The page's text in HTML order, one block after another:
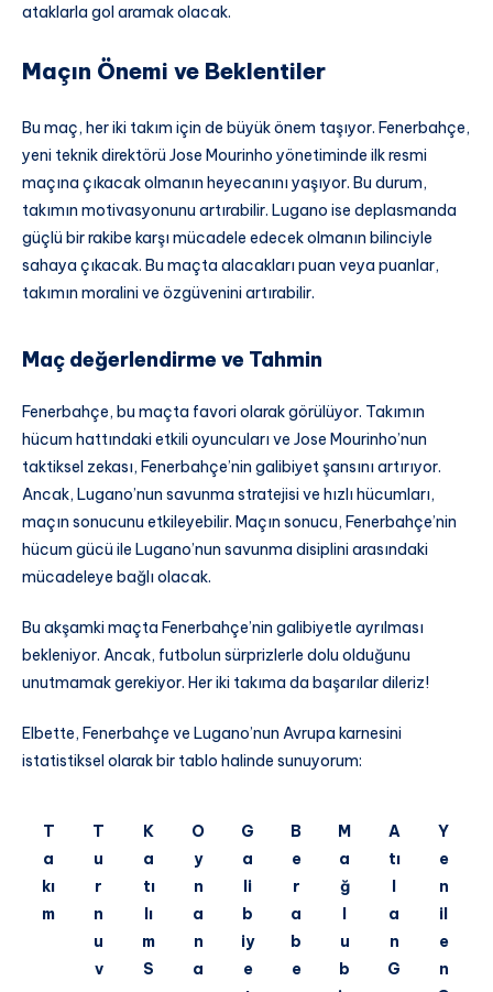
ataklarla gol aramak olacak.
Maçın Önemi ve Beklentiler
Bu maç, her iki takım için de büyük önem taşıyor. Fenerbahçe,
yeni teknik direktörü Jose Mourinho yönetiminde ilk resmi
maçına çıkacak olmanın heyecanını yaşıyor. Bu durum,
takımın motivasyonunu artırabilir. Lugano ise deplasmanda
güçlü bir rakibe karşı mücadele edecek olmanın bilinciyle
sahaya çıkacak. Bu maçta alacakları puan veya puanlar,
takımın moralini ve özgüvenini artırabilir.
Maç değerlendirme ve Tahmin
Fenerbahçe, bu maçta favori olarak görülüyor. Takımın
hücum hattındaki etkili oyuncuları ve Jose Mourinho’nun
taktiksel zekası, Fenerbahçe’nin galibiyet şansını artırıyor.
Ancak, Lugano’nun savunma stratejisi ve hızlı hücumları,
maçın sonucunu etkileyebilir. Maçın sonucu, Fenerbahçe’nin
hücum gücü ile Lugano’nun savunma disiplini arasındaki
mücadeleye bağlı olacak.
Bu akşamki maçta Fenerbahçe’nin galibiyetle ayrılması
bekleniyor. Ancak, futbolun sürprizlerle dolu olduğunu
unutmamak gerekiyor. Her iki takıma da başarılar dileriz!
Elbette, Fenerbahçe ve Lugano’nun Avrupa karnesini
istatistiksel olarak bir tablo halinde sunuyorum:
T
a
kı
m
T
u
r
n
u
v
K
a
tı
lı
m
S
O
y
n
a
n
a
G
a
li
b
iy
e
B
e
r
a
b
e
M
a
ğ
l
u
b
A
tı
l
a
n
G
Y
e
n
il
e
n